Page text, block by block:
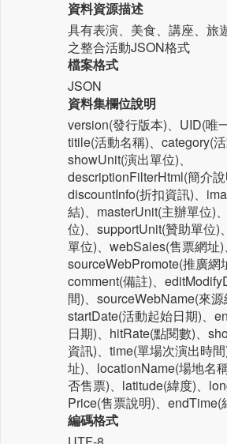
資料資源描述
具有表演、美食、講座、
之整合活動JSON格式
檔案格式
JSON
資料集欄位說明
version(發行版本)、UID(唯
titile(活動名稱)、category(活
showUnit(演出單位)、
descriptionFilterHtml(簡介說
discountInfo(折扣資訊)、
結)、masterUnit(主辦單位)
位)、supportUnit(贊助單位)
單位)、webSales(售票網址)、
sourceWebPromote(推廣網
comment(備註)、
間)、sourceWebName(來源
startDate(活動起始日期)、
日期)、hitRate(點閱數)、
資訊)、time(單場次演出時
址)、locationName(場地名
否售票)、latitude(緯度)、
Price(售票說明)、endTime(
編碼格式